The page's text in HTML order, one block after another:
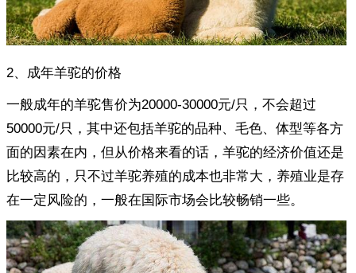
2、成年羊驼的价格
一般成年的羊驼售价为20000-30000元/只，不会超过
50000元/只，其中还包括羊驼的品种、毛色、体型等各方
面的因素在内，但从价格来看的话，羊驼的经济价值还是
比较高的，只不过羊驼养殖的成本也非常大，养殖业是存
在一定风险的，一般在国际市场会比较畅销一些。